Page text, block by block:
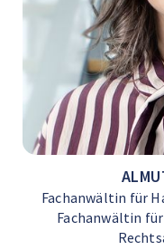
Fachanwältin für
Fachanwältin